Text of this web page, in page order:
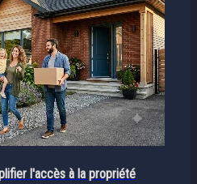
l'accès à la propriété